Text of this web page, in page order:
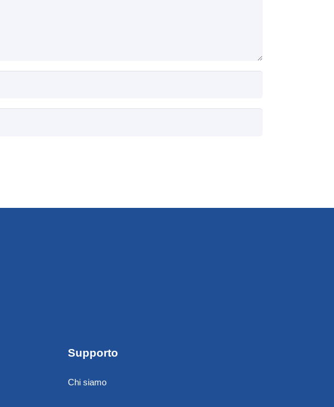
Supporto
Chi siamo